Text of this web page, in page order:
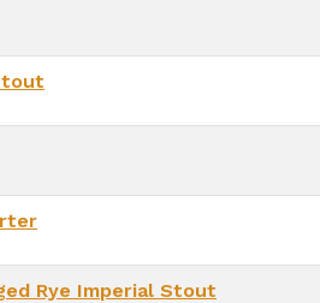
Rye Imperial Stout